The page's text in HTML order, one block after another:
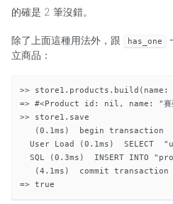
的確是 2 筆沒錯。
除了上面這種用法外，跟 has_one
立商品：
>> store1.products.build(name:
=> #<Product id: nil, name: "
>> store1.save
   (0.1ms)  begin transaction
User Load (0.1ms)  SELECT
SQL (0.3ms)  INSERT INTO
   (4.1ms)  commit transaction